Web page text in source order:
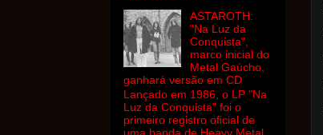
ASTAROTH:
"Na Luz da
Conquista",
marco inicial do
Metal Gaúcho,
ganhará versão em CD
Lançado em 1986, o LP "Na
Luz da Conquista" foi o
primeiro registro oficial de